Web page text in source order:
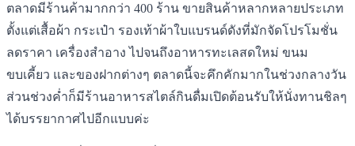
ตลาดมีร้านค้ามากกว่า 400 ร้าน ขายสินค้าหลากหลายประเภท
ตั้งแต่เสื้อผ้า กระเป๋า รองเท้าผ้าใบแบรนด์ดังที่มักจัดโปรโมชั่น
ลดราคา เครื่องสำอาง ไปจนถึงอาหารทะเลสดใหม่ ขนม
ขบเคี้ยว และของฝากต่างๆ ตลาดนี้จะคึกคักมากในช่วงกลางวัน
ส่วนช่วงค่ำก็มีร้านอาหารสไตล์กินดื่มเปิดต้อนรับให้นั่งทานชิลๆ
ได้บรรยากาศไปอีกแบบค่ะ